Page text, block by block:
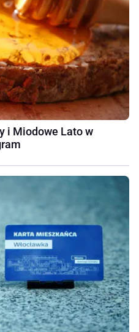
i Miodowe Lato w